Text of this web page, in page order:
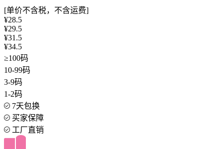
[单价不含税，不含运费]
¥28.5
¥29.5
¥31.5
¥34.5
≥100码
10-99码
3-9码
1-2码
7天包换
买家保障
工厂直销